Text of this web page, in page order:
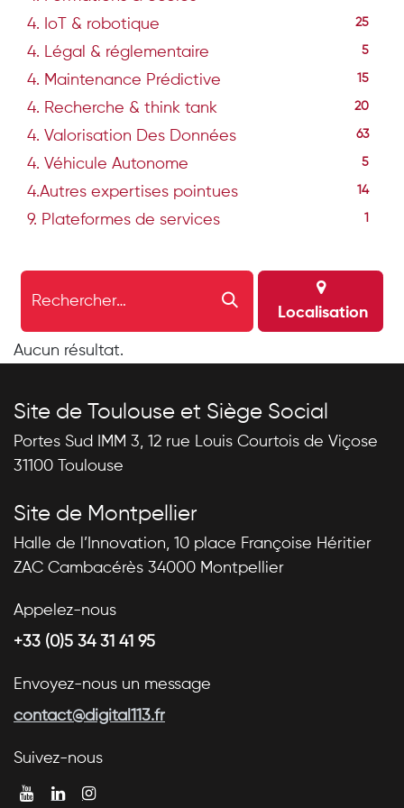
4. IoT & robotique 25
4. Légal & réglementaire 5
4. Maintenance Prédictive 15
4. Recherche & think tank 20
4. Valorisation Des Données 63
4. Véhicule Autonome 5
4.Autres expertises pointues 14
9. Plateformes de services
Localisation
Aucun résultat.
Site de Toulouse et Siège Social
Portes Sud IMM 3, 12 rue Louis Courtois de Viçose
31100 Toulouse
Site de Montpellier
Halle de l’Innovation, 10 place Françoise Héritier
ZAC Cambacérès 34000 Montpellier
Appelez-nous
+33 (0)5 34 31 41 95
Envoyez-nous un message
contact@digital113.fr
Suivez-nous